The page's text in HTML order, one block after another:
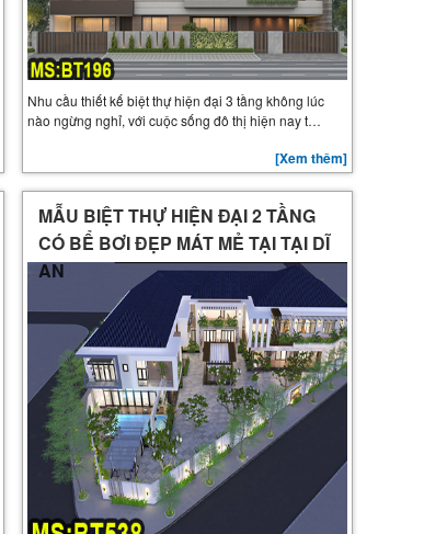
Nhu cầu thiết kế biệt thự hiện đại 3 tầng không lúc
nào ngừng nghỉ, với cuộc sống đô thị hiện nay t…
[Xem thêm]
MẪU BIỆT THỰ HIỆN ĐẠI 2 TẦNG
CÓ BỂ BƠI ĐẸP MÁT MẺ TẠI TẠI DĨ
AN